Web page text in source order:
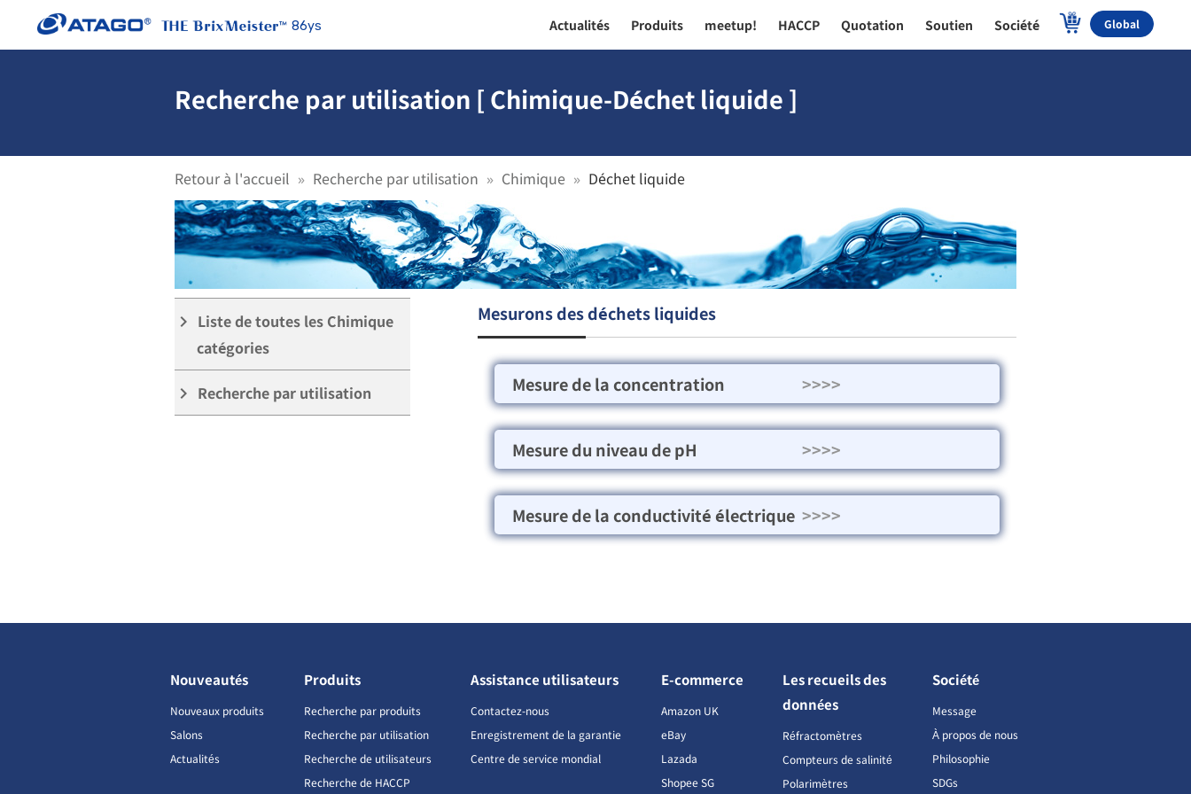
86ys Actualités Produits meetup! HACCP Quotation Soutien Société Global
Recherche par utilisation [ Chimique-Déchet liquide ]
Retour à l'accueil Recherche par utilisation Chimique Déchet liquide
keyboard_arrow_right Liste de toutes les Chimique
catégories
keyboard_arrow_right Recherche par utilisation
Mesurons des déchets liquides
Mesure de la concentration >>>>
Mesure du niveau de pH >>>>
Mesure de la conductivité électrique >>>>
Nouveautés
Nouveaux produits
Salons
Actualités
Produits
Recherche par produits
Recherche par utilisation
Recherche de utilisateurs
Recherche de HACCP
Assistance utilisateurs
Contactez-nous
Enregistrement de la garantie
Centre de service mondial
E-commerce
Amazon UK
eBay
Lazada
Shopee SG
Les recueils des
données
Réfractomètres
Compteurs de salinité
Polarimètres
Société
Message
À propos de nous
Philosophie
SDGs